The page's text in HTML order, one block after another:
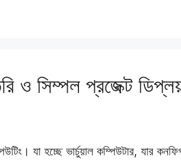
ও সিম্পল প্রজেক্ট
যা হচ্ছে ভার্চুয়াল কম্পিউটার, যার